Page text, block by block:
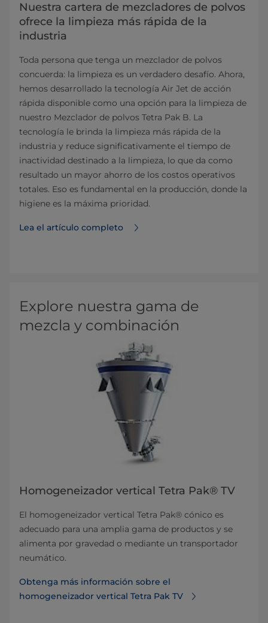
Nuestra cartera de mezcladores de polvos
ofrece la limpieza más rápida de la
industria
Toda persona que tenga un mezclador de polvos
concuerda: la limpieza es un verdadero desafío. Ahora,
hemos desarrollado la tecnología Air Jet de acción
rápida disponible como una opción para la limpieza de
nuestro Mezclador de polvos Tetra Pak B. La
tecnología le brinda la limpieza más rápida de la
industria y reduce significativamente el tiempo de
inactividad destinado a la limpieza, lo que da como
resultado un mayor ahorro de los costos operativos
totales. Eso es fundamental en la producción, donde la
higiene es la máxima prioridad.
Lea el artículo completo
Explore nuestra gama de
mezcla y combinación
Homogeneizador vertical Tetra Pak® TV
El homogeneizador vertical Tetra Pak® cónico es
adecuado para una amplia gama de productos y se
alimenta por gravedad o mediante un transportador
neumático.
Obtenga más información sobre el
homogeneizador vertical Tetra Pak TV